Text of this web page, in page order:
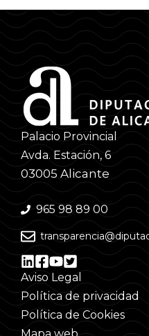
Palacio Provincial
Avda. Estación, 6
03005 Alicante
965 98 89 00
Aviso Legal
Política de privacidad
Política de Cookies
Mapa web